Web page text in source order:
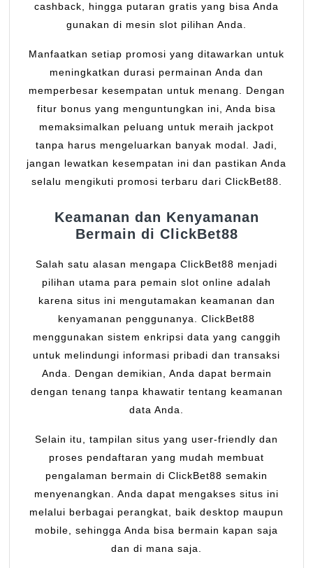
cashback, hingga putaran gratis yang bisa Anda
gunakan di mesin slot pilihan Anda.
Manfaatkan setiap promosi yang ditawarkan untuk
meningkatkan durasi permainan Anda dan
memperbesar kesempatan untuk menang. Dengan
fitur bonus yang menguntungkan ini, Anda bisa
memaksimalkan peluang untuk meraih jackpot
tanpa harus mengeluarkan banyak modal. Jadi,
jangan lewatkan kesempatan ini dan pastikan Anda
selalu mengikuti promosi terbaru dari ClickBet88.
Keamanan dan Kenyamanan
Bermain di ClickBet88
Salah satu alasan mengapa ClickBet88 menjadi
pilihan utama para pemain slot online adalah
karena situs ini mengutamakan keamanan dan
kenyamanan penggunanya. ClickBet88
menggunakan sistem enkripsi data yang canggih
untuk melindungi informasi pribadi dan transaksi
Anda. Dengan demikian, Anda dapat bermain
dengan tenang tanpa khawatir tentang keamanan
data Anda.
Selain itu, tampilan situs yang user-friendly dan
proses pendaftaran yang mudah membuat
pengalaman bermain di ClickBet88 semakin
menyenangkan. Anda dapat mengakses situs ini
melalui berbagai perangkat, baik desktop maupun
mobile, sehingga Anda bisa bermain kapan saja
dan di mana saja.